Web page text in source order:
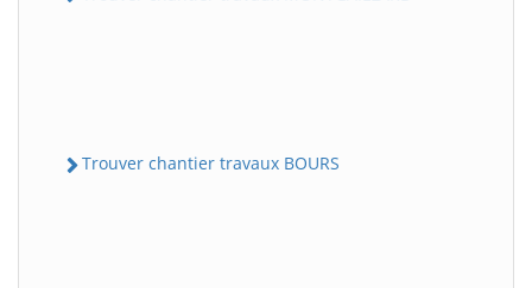
Trouver chantier travaux BOURS